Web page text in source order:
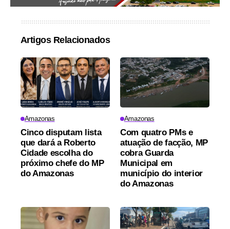
Artigos Relacionados
Amazonas
Cinco disputam lista
que dará a Roberto
Cidade escolha do
próximo chefe do MP
do Amazonas
Amazonas
Com quatro PMs e
atuação de facção, MP
cobra Guarda
Municipal em
município do interior
do Amazonas